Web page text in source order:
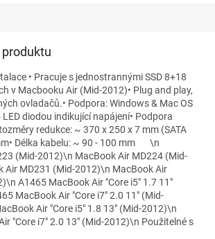
• Pracuje s jednostrannými SSD 8+18
v Macbooku Air (Mid-2012)• Plug and play,
ovladačů.• Podpora: Windows & Mac OS
LED diodou indikující napájení• Podpora
redukce: ~ 370 x 250 x 7 mm (SATA
Délka kabelu: ~ 90 - 100 mm \n
(Mid-2012)\n MacBook Air MD224 (Mid-
Air MD231 (Mid-2012)\n MacBook Air
A1465 MacBook Air "Core i5" 1.7 11"
MacBook Air "Core i7" 2.0 11" (Mid-
Air "Core i5" 1.8 13" (Mid-2012)\n
"Core i7" 2.0 13" (Mid-2012)\n Použitelné s